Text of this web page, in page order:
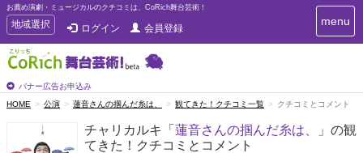
お薦め演劇・ミュージカルのクチコミは、CoRich舞台芸術！
T
o
g
g
e
n
地域選択 ログイン 会員登録
バナー広告お申込み
T
o
e
a
menu
HOME 公演 蓮音さんの掴んだ糸は、 観てきた！クチコミ一覧 クチコミとコメント
チャリカルキ「 蓮音さんの掴んだ糸は、
」の観
てきた！クチコミとコメント